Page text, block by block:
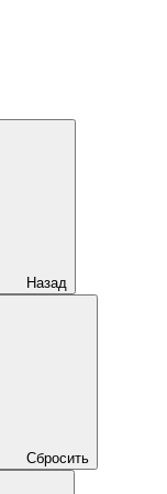
Назад
Сбросить